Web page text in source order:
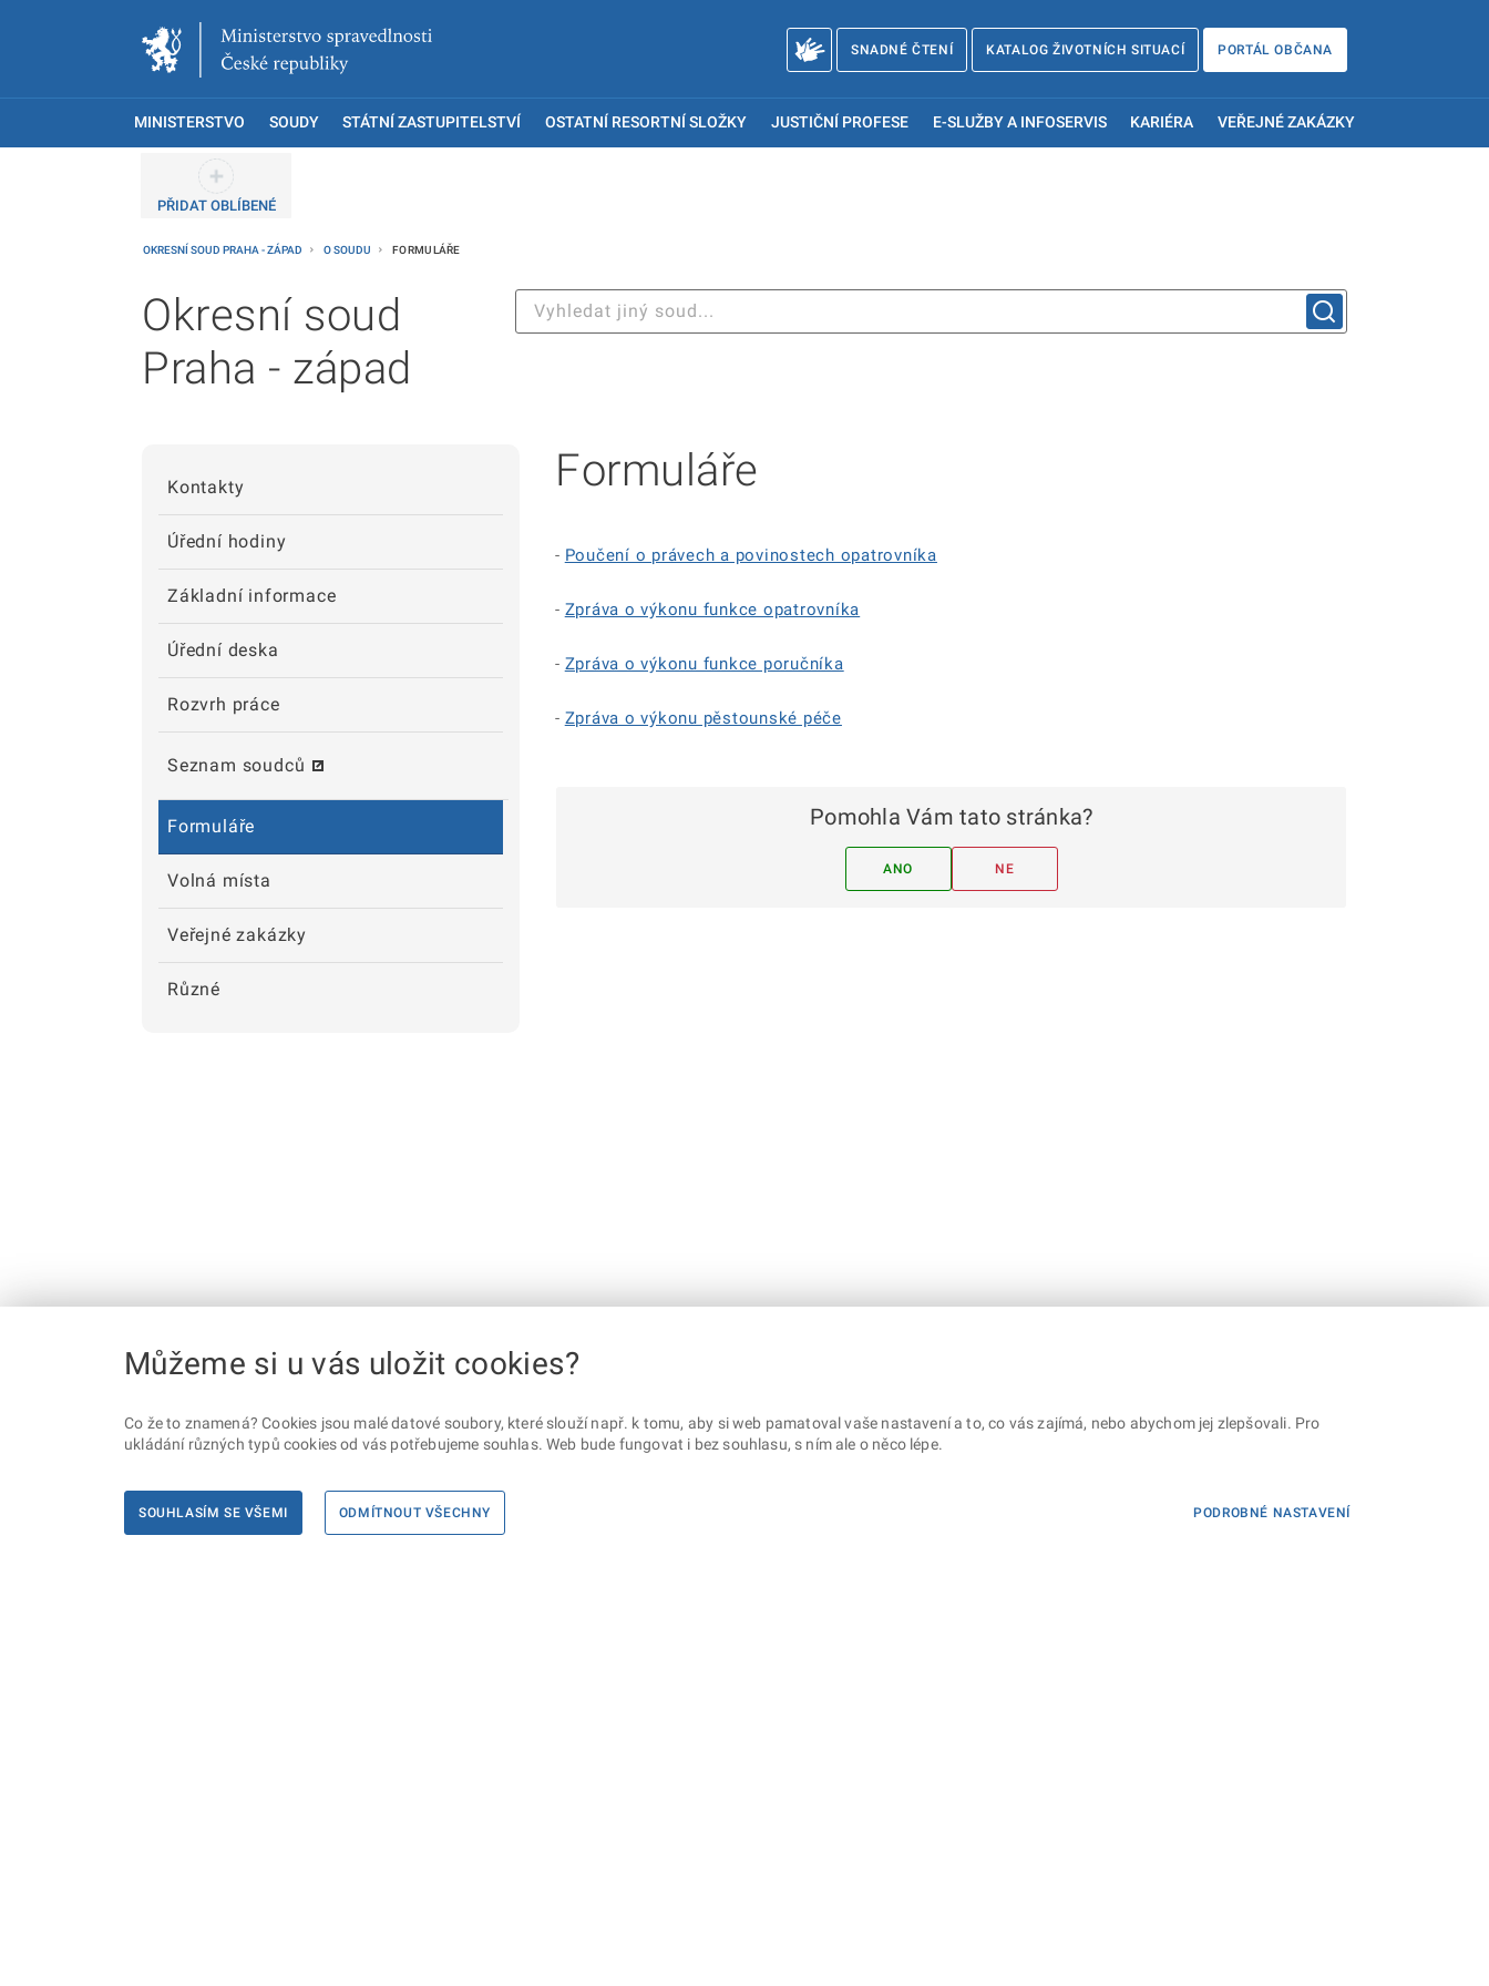
SNADNÉ ČTENÍ KATALOG ŽIVOTNÍCH SITUACÍ PORTÁL OBČANA
MINISTERSTVO SOUDY STÁTNÍ ZASTUPITELSTVÍ OSTATNÍ RESORTNÍ SLOŽKY JUSTIČNÍ PROFESE E-SLUŽBY A INFOSERVIS KARIÉRA VEŘEJNÉ ZAKÁZKY
PŘIDAT OBLÍBENÉ
OKRESNÍ SOUD PRAHA - ZÁPAD O SOUDU FORMULÁŘE
Okresní soud
Praha - západ
Kontakty
Úřední hodiny
Základní informace
Úřední deska
Rozvrh práce
Seznam soudců
Formuláře
Volná místa
Veřejné zakázky
Různé
Formuláře
- Poučení o právech a povinostech opatrovníka
- Zpráva o výkonu funkce opatrovníka
- Zpráva o výkonu funkce poručníka
- Zpráva o výkonu pěstounské péče
Pomohla Vám tato stránka?
ANO NE
Můžeme si u vás uložit cookies?
Co že to znamená? Cookies jsou malé datové soubory, které slouží např. k tomu, aby si web pamatoval vaše nastavení a to, co vás zajímá, nebo abychom jej zlepšovali. Pro
ukládání různých typů cookies od vás potřebujeme souhlas. Web bude fungovat i bez souhlasu, s ním ale o něco lépe.
SOUHLASÍM SE VŠEMI ODMÍTNOUT VŠECHNY PODROBNÉ NASTAVENÍ